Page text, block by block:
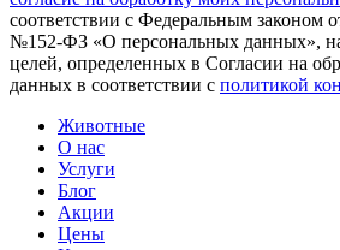
соответствии с Федеральным законом
№152-ФЗ «О персональных данных»,
целей, определенных в Согласии на
данных в соответствии с политикой
Животные
О нас
Услуги
Блог
Акции
Цены